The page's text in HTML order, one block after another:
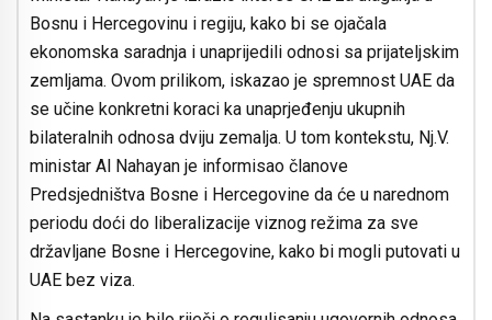
Bosnu i Hercegovinu i regiju, kako bi se ojačala
ekonomska saradnja i unaprijedili odnosi sa prijateljskim
zemljama. Ovom prilikom, iskazao je spremnost UAE da
se učine konkretni koraci ka unaprjeđenju ukupnih
bilateralnih odnosa dviju zemalja. U tom kontekstu, Nj.V.
ministar Al Nahayan je informisao članove
Predsjedništva Bosne i Hercegovine da će u narednom
periodu doći do liberalizacije viznog režima za sve
državljane Bosne i Hercegovine, kako bi mogli putovati u
UAE bez viza.